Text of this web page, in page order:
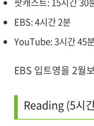
EBS: 4시간 2분
YouTube: 3시간 45분
EBS 입트영을 2월
Reading (5시